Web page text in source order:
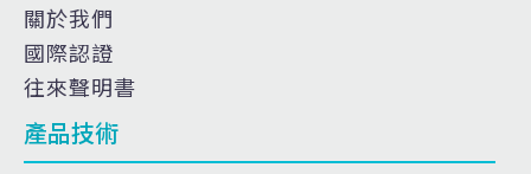
關於我們
國際認證
往來聲明書
產品技術